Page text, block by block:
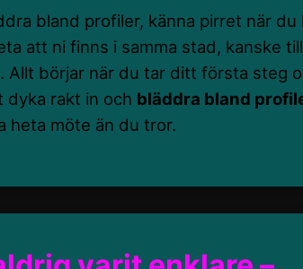
bland profiler, känna pirret när du
att ni finns i samma stad, kanske
Allt börjar när du tar ditt första steg
dyka rakt in och bläddra bland
heta möte än du tror.